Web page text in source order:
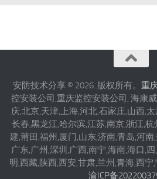
安防技术分享 © 2026. 版权所有。 重
控安装公司,重庆监控安装公司, 海康
庆,北京,天津,上海,河北,石家庄,山西,
长春,黑龙江,哈尔滨,江苏,南京,浙江,
建,莆田,福州,厦门,山东,济南,青岛,河
广东,广州,深圳,广西,南宁,海南,海口,
明,西藏,陕西,西安,甘肃,兰州,青海,西
渝ICP备